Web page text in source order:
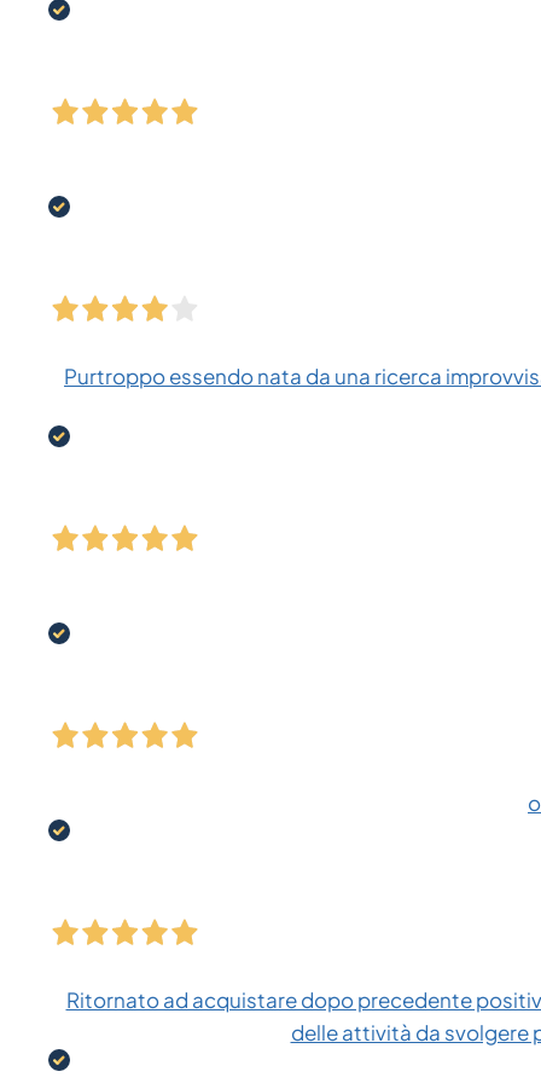
Purtroppo essendo nata da una ricerca
Ritornato ad acquistare dopo precedente
delle attività da svolgere